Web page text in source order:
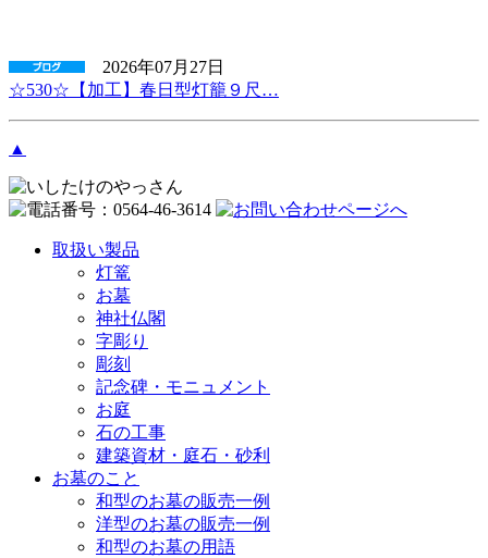
2026年07月27日
☆530☆【加工】春日型灯籠９尺…
▲
取扱い製品
灯篭
お墓
神社仏閣
字彫り
彫刻
記念碑・モニュメント
お庭
石の工事
建築資材・庭石・砂利
お墓のこと
和型のお墓の販売一例
洋型のお墓の販売一例
和型のお墓の用語